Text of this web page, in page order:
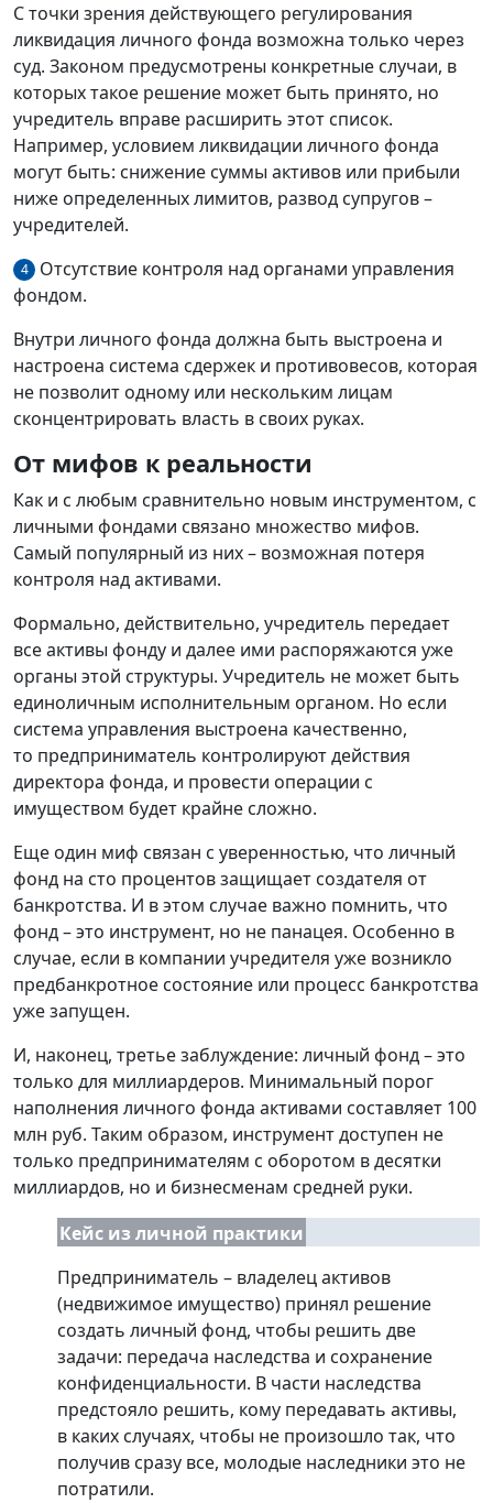
С точки зрения действующего регулирования
ликвидация личного фонда возможна только через
суд. Законом предусмотрены конкретные случаи, в
которых такое решение может быть принято, но
учредитель вправе расширить этот список.
Например, условием ликвидации личного фонда
могут быть: снижение суммы активов или прибыли
ниже определенных лимитов, развод супругов –
учредителей.
4
Отсутствие контроля над органами управления
фондом.
Внутри личного фонда должна быть выстроена и
настроена система сдержек и противовесов, которая
не позволит одному или нескольким лицам
сконцентрировать власть в своих руках.
От мифов к реальности
Как и с любым сравнительно новым инструментом, с
личными фондами связано множество мифов.
Самый популярный из них – возможная потеря
контроля над активами.
Формально, действительно, учредитель передает
все активы фонду и далее ими распоряжаются уже
органы этой структуры. Учредитель не может быть
единоличным исполнительным органом. Но если
система управления выстроена качественно,
то предприниматель контролируют действия
директора фонда, и провести операции с
имуществом будет крайне сложно.
Еще один миф связан с уверенностью, что личный
фонд на сто процентов защищает создателя от
банкротства. И в этом случае важно помнить, что
фонд – это инструмент, но не панацея. Особенно в
случае, если в компании учредителя уже возникло
предбанкротное состояние или процесс банкротства
уже запущен.
И, наконец, третье заблуждение: личный фонд – это
только для миллиардеров. Минимальный порог
наполнения личного фонда активами составляет 100
млн руб. Таким образом, инструмент доступен не
только предпринимателям с оборотом в десятки
миллиардов, но и бизнесменам средней руки.
Кейс из личной практики
Предприниматель – владелец активов
(недвижимое имущество) принял решение
создать личный фонд, чтобы решить две
задачи: передача наследства и сохранение
конфиденциальности. В части наследства
предстояло решить, кому передавать активы,
в каких случаях, чтобы не произошло так, что
получив сразу все, молодые наследники это не
потратили.